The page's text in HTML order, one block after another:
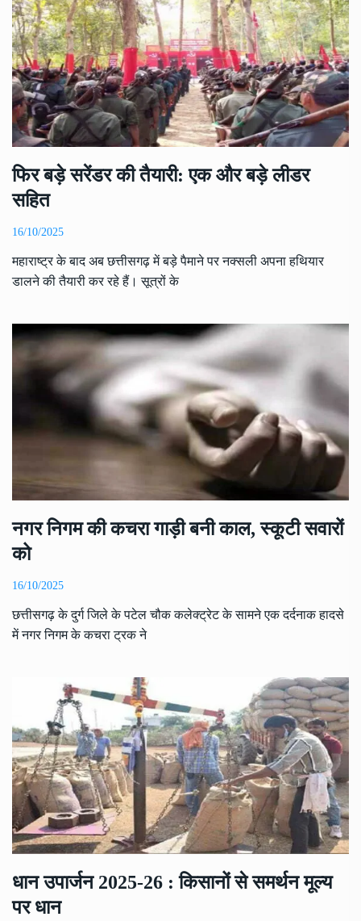
फिर बड़े सरेंडर की तैयारी: एक और बड़े लीडर
सहित
16/10/2025
महाराष्ट्र के बाद अब छत्तीसगढ़ में बड़े पैमाने पर नक्सली अपना हथियार
डालने की तैयारी कर रहे हैं। सूत्रों के
नगर निगम की कचरा गाड़ी बनी काल, स्कूटी सवारों
को
16/10/2025
छत्तीसगढ़ के दुर्ग जिले के पटेल चौक कलेक्ट्रेट के सामने एक दर्दनाक हादसे
में नगर निगम के कचरा ट्रक ने
धान उपार्जन 2025-26 : किसानों से समर्थन मूल्य
पर धान